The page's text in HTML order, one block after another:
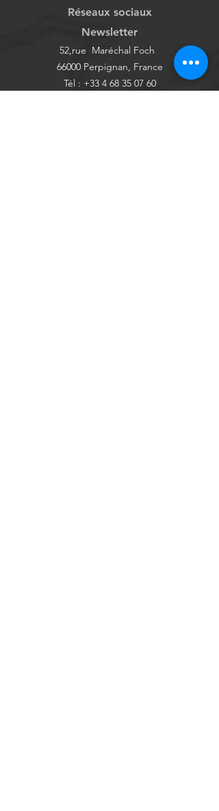
Réseaux sociaux
Newsletter
52,rue Maréchal Foch
66000 Perpignan, France
Tél : +33 4 68 35 07 60